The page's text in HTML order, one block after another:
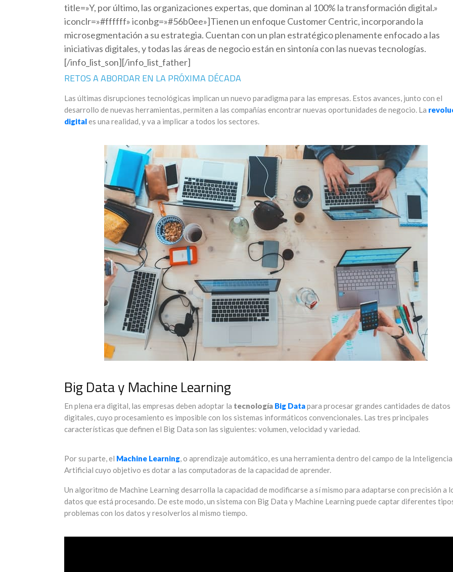
title=»Y, por último, las organizaciones expertas, que dominan al 100% la transformación digital.»
iconclr=»#ffffff» iconbg=»#56b0ee»]Tienen un enfoque Customer Centric, incorporando la
microsegmentación a su estrategia. Cuentan con un plan estratégico plenamente enfocado a las
iniciativas digitales, y todas las áreas de negocio están en sintonía con las nuevas tecnologías.
[/info_list_son][/info_list_father]
RETOS A ABORDAR EN LA PRÓXIMA DÉCADA
Las últimas disrupciones tecnológicas implican un nuevo paradigma para las empresas. Estos avances, junto con el
desarrollo de nuevas herramientas, permiten a las compañías encontrar nuevas oportunidades de negocio. La
digitales una realidad, y va a implicar a todos los sectores.
Big Data y Machine Learning
En plena era digital, las empresas deben adoptar la tecnología Big Datapara procesar grandes cantidades de datos
digitales, cuyo procesamiento es imposible con los sistemas informáticos convencionales. Las tres principales
características que definen el Big Data son las siguientes: volumen, velocidad y variedad.
Por su parte, el Machine Learning, o aprendizaje automático, es una herramienta dentro del campo de la Inteligencia
Artificial cuyo objetivo es dotar a las computadoras de la capacidad de aprender.
Un algoritmo de Machine Learning desarrolla la capacidad de modificarse a sí mismo para adaptarse con precisión a
datos que está procesando. De este modo, un sistema con Big Data y Machine Learning puede captar diferentes
problemas con los datos y resolverlos al mismo tiempo.